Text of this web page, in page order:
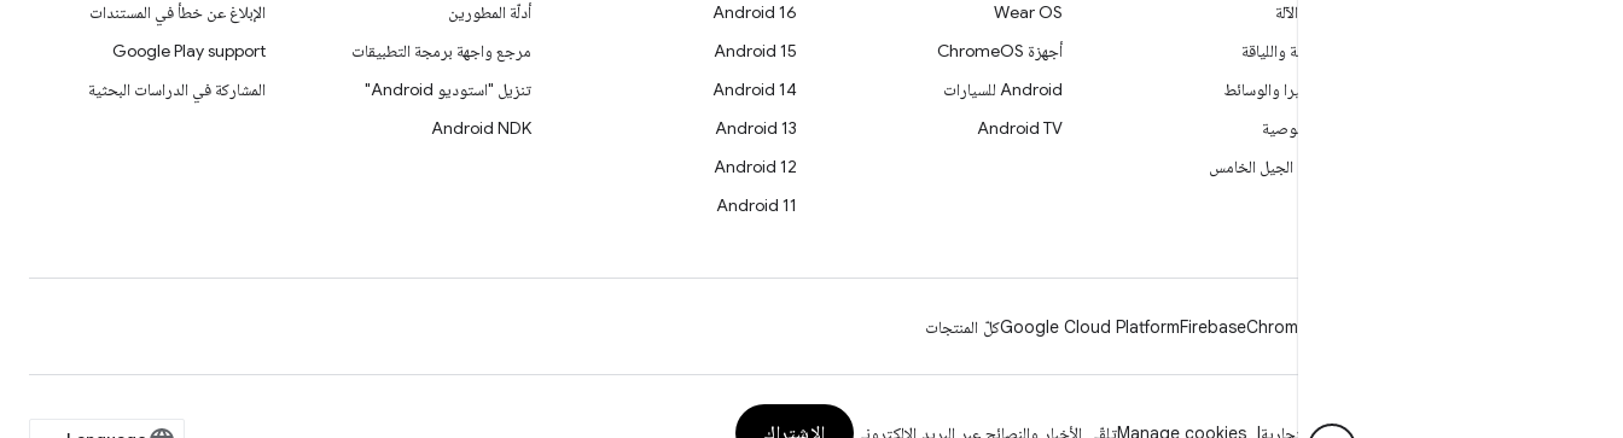
تعلُم الآلة
الصحة واللياقة
الكاميرا والوسائط
الخصوصية
شبكة الجيل الخامس
Wear OS
أجهزة ChromeOS
Android للسيارات
Android TV
Android 16
Android 15
Android 14
Android 13
Android 12
Android 11
أدلّة المطورين
مرجع واجهة برمجة التطبيقات
تنزيل "استوديو Android"
Android NDK
الإبلاغ عن خطأ في المستندات
Google Play support
المشاركة في الدراسات البحثية
Chrome
Firebase
Google Cloud Platformكلّ المنتجات
إرشادات حول العلامة التجارية Manage cookiesتلقّي الأخبار والنصائح عبر البريد الإلكتروني الاشتراك